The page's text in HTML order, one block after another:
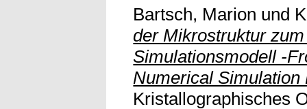
Bartsch, Marion und
der Mikrostruktur
Simulationsmodell -
Numerical Simulation
Kristallographisches